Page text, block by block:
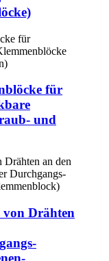
für
und
von Drähten